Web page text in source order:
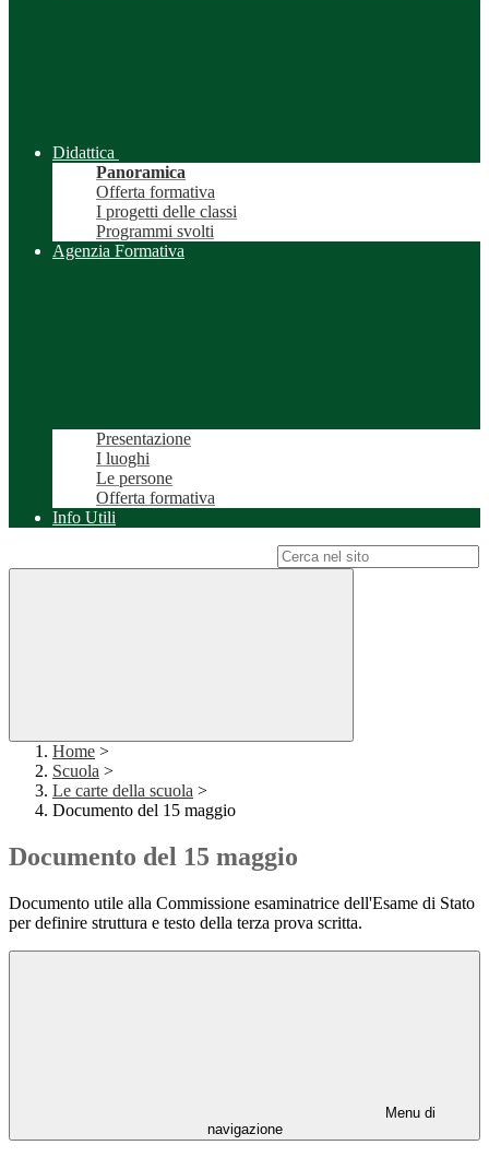
Didattica
Panoramica
Offerta formativa
I progetti delle classi
Programmi svolti
Agenzia Formativa
Presentazione
I luoghi
Le persone
Offerta formativa
Info Utili
Home >
Scuola >
Le carte della scuola >
Documento del 15 maggio
Documento del 15 maggio
Documento utile alla Commissione esaminatrice dell'Esame di Stato
per definire struttura e testo della terza prova scritta.
Menu di
navigazione